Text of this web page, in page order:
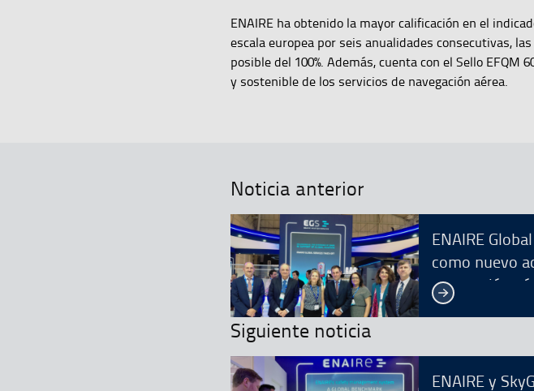
ENAIRE ha obtenido la mayor calificación en el
escala europea por seis anualidades consecutivas,
posible del 100%. Además, cuenta con el Sello
y sostenible de los servicios de navegación aérea.
Noticia anterior
ENAIRE
como nuevo
navegación
Ver más
Siguiente noticia
ENAIRE y